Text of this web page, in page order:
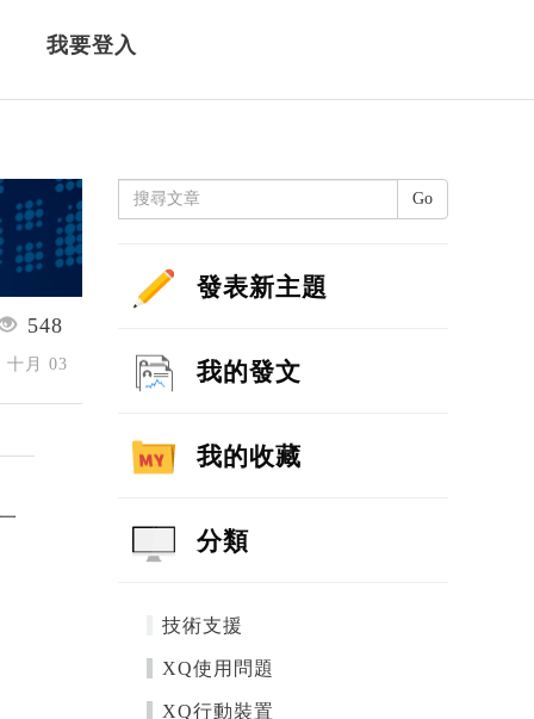
我要登入
548
十月 03
Go
發表新主題
我的發文
我的收藏
分類
技術支援
XQ使用問題
XQ行動裝置